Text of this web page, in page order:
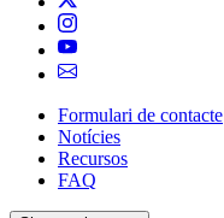
Navegació
principal
de
Formulari de contacte
Notícies
Recursos
FAQ